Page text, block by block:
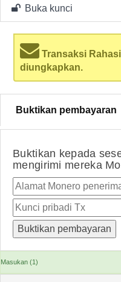
Buka kunci
Transaksi
diungkapkan.
Buktikan pembayaran
Buktikan kepada
mengirimi mereka
Masukan (1)